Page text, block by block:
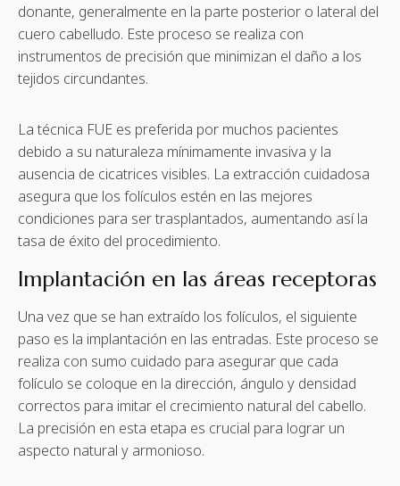
donante, generalmente en la parte posterior o lateral del
cuero cabelludo. Este proceso se realiza con
instrumentos de precisión que minimizan el daño a los
tejidos circundantes.
La técnica FUE es preferida por muchos pacientes
debido a su naturaleza mínimamente invasiva y la
ausencia de cicatrices visibles. La extracción cuidadosa
asegura que los folículos estén en las mejores
condiciones para ser trasplantados, aumentando así la
tasa de éxito del procedimiento.
Implantación en las áreas receptoras
Una vez que se han extraído los folículos, el siguiente
paso es la implantación en las entradas. Este proceso se
realiza con sumo cuidado para asegurar que cada
folículo se coloque en la dirección, ángulo y densidad
correctos para imitar el crecimiento natural del cabello.
La precisión en esta etapa es crucial para lograr un
aspecto natural y armonioso.